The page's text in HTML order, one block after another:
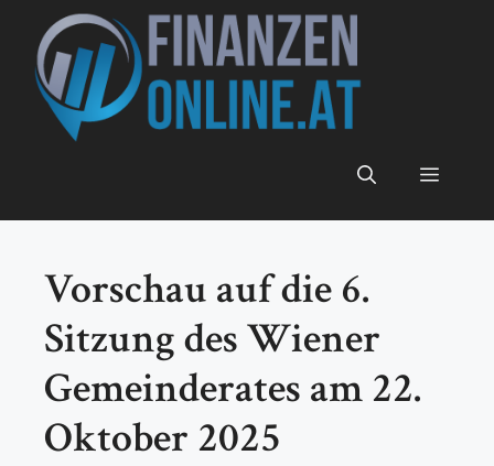
Inhalt
springen
Menü
Vorschau auf die 6.
Sitzung des Wiener
Gemeinderates am 22.
Oktober 2025